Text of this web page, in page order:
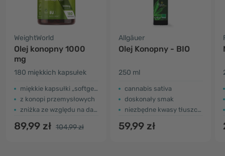
WeightWorld
Olej konopny 1000
mg
180 miękkich kapsułek
miękkie kapsułki „softgel”.
z konopi przemysłowych
zniżka ze względu na datę ważności
89,99 zł 104,99 zł
Allgäuer
Olej Konopny - BIO
250 ml
cannabis sativa
doskonały smak
niezbędne kwasy tłuszczowe
59,99 zł